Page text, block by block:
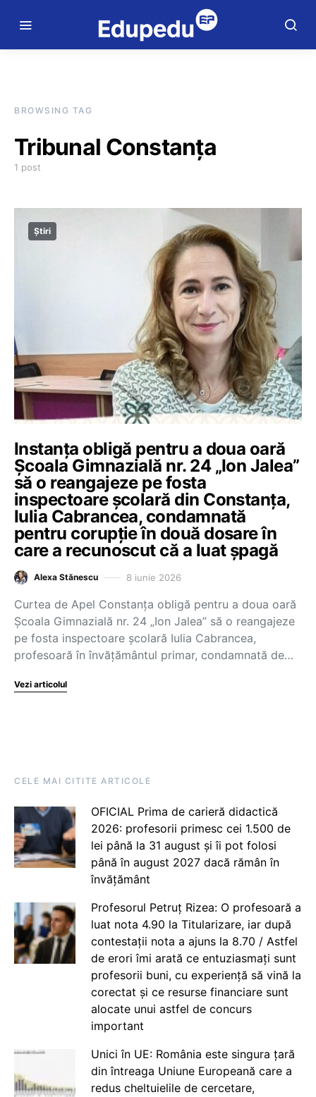
BROWSING TAG
Tribunal Constanța
1 post
Știri
Instanța obligă pentru a doua oară
Școala Gimnazială nr. 24 „Ion Jalea”
să o reangajeze pe fosta
inspectoare școlară din Constanța,
Iulia Cabrancea, condamnată
pentru corupție în două dosare în
care a recunoscut că a luat șpagă
Alexa Stănescu 8 iunie 2026
Curtea de Apel Constanța obligă pentru a doua oară
Școala Gimnazială nr. 24 „Ion Jalea” să o reangajeze
pe fosta inspectoare școlară Iulia Cabrancea,
profesoară în învățământul primar, condamnată de…
Vezi articolul
CELE MAI CITITE ARTICOLE
OFICIAL Prima de carieră didactică
2026: profesorii primesc cei 1.500 de
lei până la 31 august și îi pot folosi
până în august 2027 dacă rămân în
învățământ
Profesorul Petruț Rizea: O profesoară a
luat nota 4.90 la Titularizare, iar după
contestații nota a ajuns la 8.70 / Astfel
de erori îmi arată ce entuziasmați sunt
profesorii buni, cu experiență să vină la
corectat și ce resurse financiare sunt
alocate unui astfel de concurs
important
Unici în UE: România este singura țară
din întreaga Uniune Europeană care a
redus cheltuielile de cercetare,